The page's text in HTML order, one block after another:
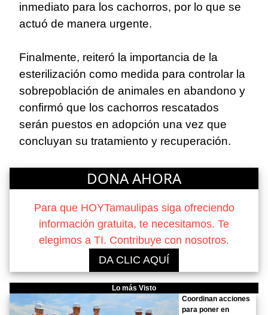
inmediato para los cachorros, por lo que se
actuó de manera urgente.
Finalmente, reiteró la importancia de la
esterilización como medida para controlar la
sobrepoblación de animales en abandono y
confirmó que los cachorros rescatados
serán puestos en adopción una vez que
concluyan su tratamiento y recuperación.
DONA AHORA
Para que HOYTamaulipas siga ofreciendo
información gratuita, te necesitamos. Te
elegimos a TI. Contribuye con nosotros.
DA CLIC AQUÍ
Lo más Visto
Coordinan acciones
para poner en